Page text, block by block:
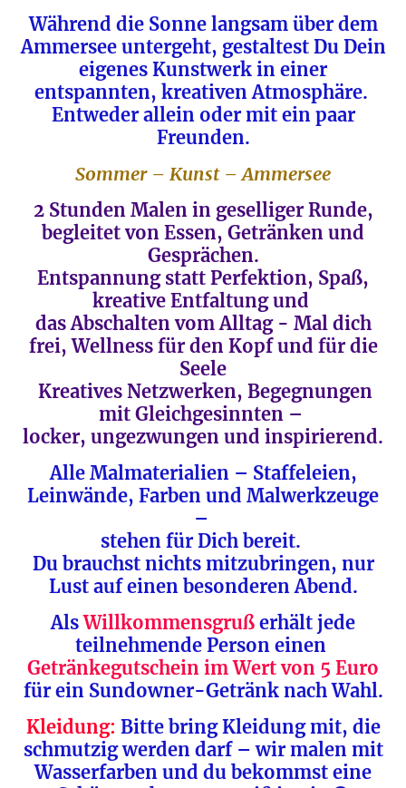
Während die Sonne langsam über dem
Ammersee untergeht, gestaltest Du Dein
eigenes Kunstwerk in einer
entspannten, kreativen Atmosphäre.
Entweder allein oder mit ein paar
Freunden.
Sommer – Kunst – Ammersee
2 Stunden Malen in geselliger Runde,
begleitet von Essen, Getränken und
Gesprächen.
Entspannung statt Perfektion, Spaß,
kreative Entfaltung und
das Abschalten vom Alltag - Mal dich
frei, Wellness für den Kopf und für die
Seele
Kreatives Netzwerken, Begegnungen
mit Gleichgesinnten –
locker, ungezwungen und inspirierend.
Alle Malmaterialien – Staffeleien,
Leinwände, Farben und Malwerkzeuge
–
stehen für Dich bereit.
Du brauchst nichts mitzubringen, nur
Lust auf einen besonderen Abend.
AlsWillkommensgruß erhält jede
teilnehmende Person einen
Getränkegutschein im Wert von 5 Euro
für ein Sundowner-Getränk nach Wahl.
Kleidung: Bitte bring Kleidung mit, die
schmutzig werden darf – wir malen mit
Wasserfarben und du bekommst eine